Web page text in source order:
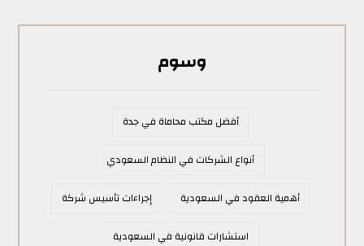
وسوم
أفضل مكتب محاماة في جدة
أنواع الشركات في النظام السعودي
أهمية العقود في السعودية إجراءات تأسيس شركة
استشارات قانونية في السعودية